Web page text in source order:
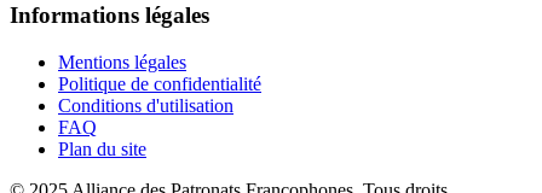
Informations légales
Mentions légales
Politique de confidentialité
Conditions d'utilisation
FAQ
Plan du site